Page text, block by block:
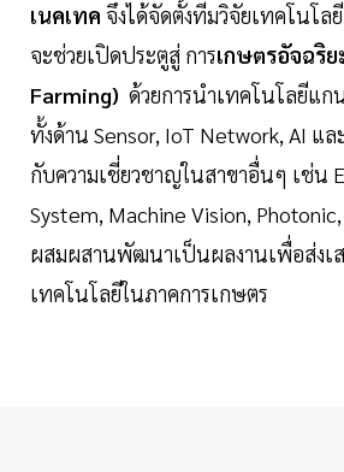
เนคเทค จึงได้จัดตั้งทีมวิจัยเทคโนโล
จะช่วยเปิดประตูสู่ การเกษตรอัจฉริ
Farming) ด้วยการนำเทคโนโลยีแก
ทั้งด้าน Sensor, IoT Network, AI แ
กับความเชี่ยวชาญในสาขาอื่นๆ เช่น
System, Machine Vision,
ผสมผสานพัฒนาเป็นผลงานเพื่อส่งเส
เทคโนโลยีในภาคการเกษตร